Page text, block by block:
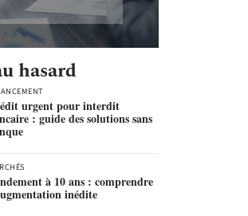
hasard
urgent pour interdit
: guide des solutions sans
à 10 ans : comprendre
inédite